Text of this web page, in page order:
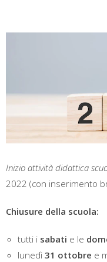
Inizio attività didattica
2022 (con inserimento
Chiusure della scuola:
tutti i sabati e le
lunedì 31 ottobre e